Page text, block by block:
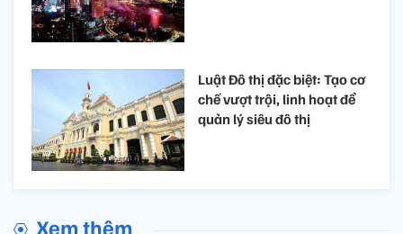
Luật Đô thị đặc biệt: Tạo cơ
chế vượt trội, linh hoạt để
quản lý siêu đô thị
Xem thêm